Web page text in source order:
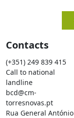
Contacts
(+351) 249 839 415
Call to national
landline
bcd@cm-
torresnovas.pt
Rua General António